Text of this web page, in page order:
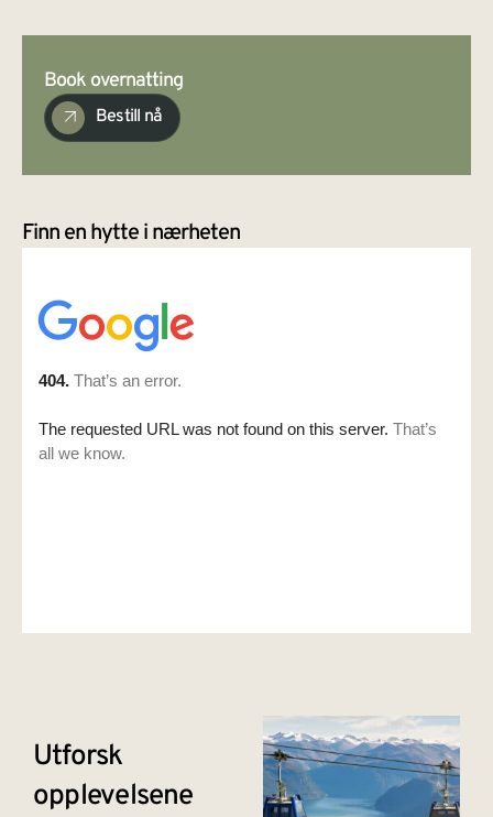
Book overnatting
Bestill nå
Finn en hytte i nærheten
Utforsk
opplevelsene